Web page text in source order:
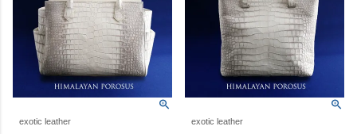
exotic leather exotic leather